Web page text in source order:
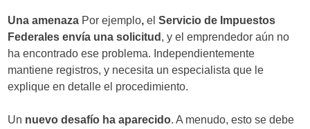
Una amenaza Por ejemplo, elServicio de Impuestos
Federales envía una solicitud , y el emprendedor aún no
ha encontrado ese problema. Independientemente
mantiene registros, y necesita un especialista que le
explique en detalle el procedimiento.
Un nuevo desafío ha aparecido. A menudo, esto se debe